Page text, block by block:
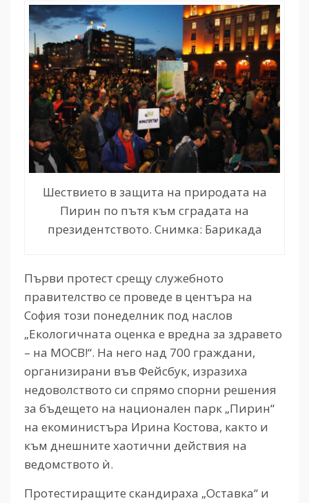
Шествието в защита на природата на
Пирин по пътя към сградата на
президентството. Снимка: Барикада
Първи протест срещу служебното
правителство се проведе в центъра на
София този понеделник под наслов
„Екологичната оценка е вредна за здравето
– на МОСВ!“. На него над 700 граждани,
организирани във Фейсбук, изразиха
недоволството си спрямо спорни решения
за бъдещето на национален парк „Пирин“
на екоминистъра Ирина Костова, както и
към днешните хаотични действия на
ведомството ѝ.
Протестиращите скандираха „Оставка“ и